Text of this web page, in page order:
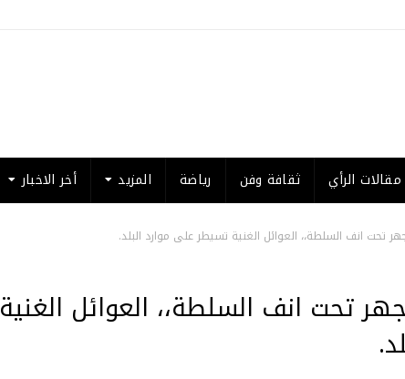
مقالات الرأي ثقافة وفن رياضة المزيد أخر الاخبار
تحت انف السلطة،، العوائل الغنية تسيطر على موارد البلد.
تحت انف السلطة،، العوائل الغنية